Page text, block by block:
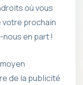
où vous
prochain
en part !
de la publicité